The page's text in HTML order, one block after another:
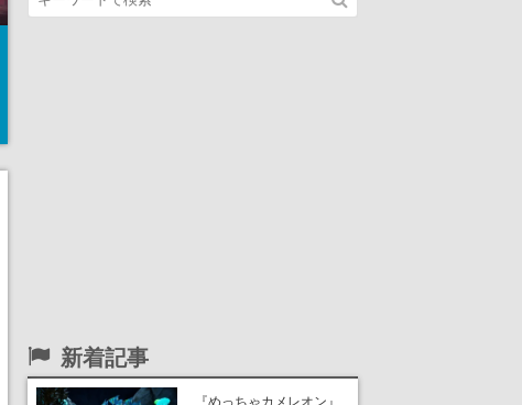
新着記事
『めっちゃカメレオン』